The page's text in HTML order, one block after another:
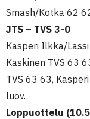
Smash/Kotka 62
JTS – TVS 3-0
Kasperi Ilkka/
Kaskinen TVS 63
TVS 63 63,
luov.
Loppuottelu